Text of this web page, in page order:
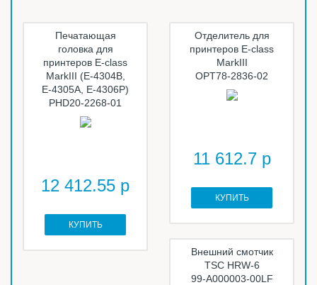
Печатающая
головка для
принтеров E-class
MarkIII (Е-4304B,
Е-4305A, Е-4306P)
PHD20-2268-01
12 412.55 р
КУПИТЬ
Отделитель для
принтеров E-class
MarkIII
OPT78-2836-02
11 612.7 р
КУПИТЬ
Внешний смотчик
TSC HRW-6
99-A000003-00LF